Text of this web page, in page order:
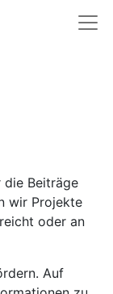
die Beiträge
wir Projekte
oder an
Auf